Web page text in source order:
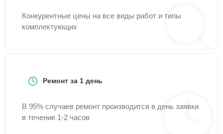
Конкурентные цены на все виды работ и типы
комплектующих
Ремонт за 1 день
В 95% случаев ремонт производится в день заявки
в течение 1-2 часов